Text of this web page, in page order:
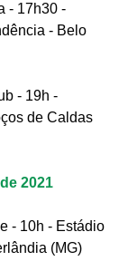
- 17h30 -
- Belo
- 19h -
de Caldas
2021
- 10h - Estádio
(MG)